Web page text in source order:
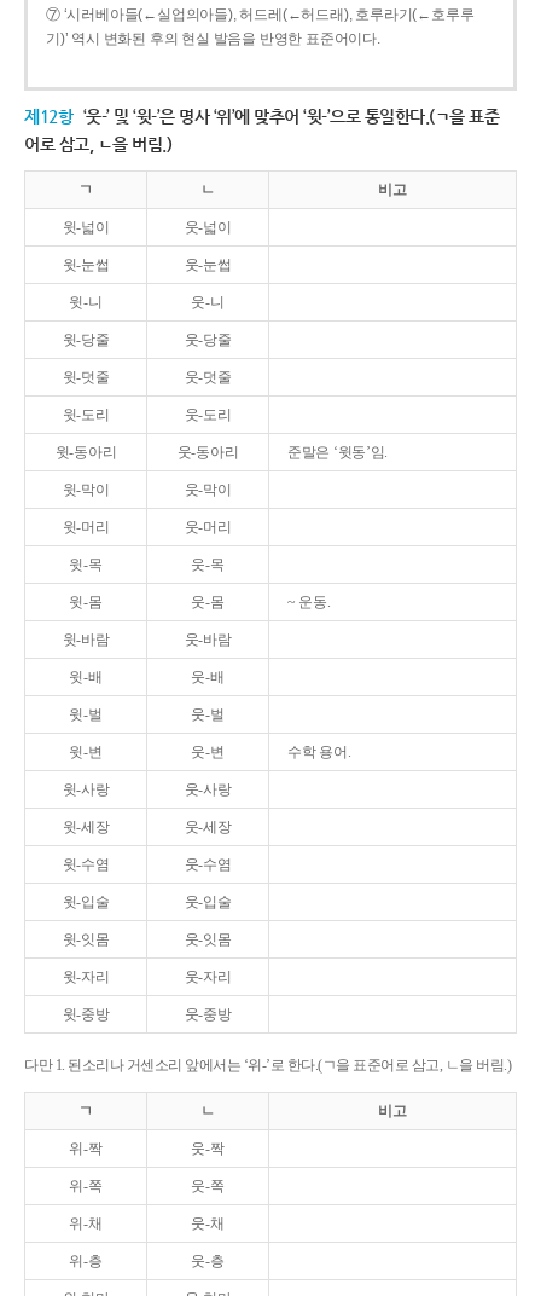
⑦ ‘시러베아들(←실업의아들), 허드레(←허드래), 호루라기(←호루루
기)’ 역시 변화된 후의 현실 발음을 반영한 표준어이다.
제12항 ‘웃-’ 및 ‘윗-’은 명사 ‘위’에 맞추어 ‘윗-’으로 통일한다.(ㄱ을 표준
어로 삼고, ㄴ을 버림.)
ㄱ ㄴ 비고
윗-넓이 웃-넓이
윗-눈썹 웃-눈썹
윗-니 웃-니
윗-당줄 웃-당줄
윗-덧줄 웃-덧줄
윗-도리 웃-도리
윗-동아리 웃-동아리 준말은 ‘윗동’임.
윗-막이 웃-막이
윗-머리 웃-머리
윗-목 웃-목
윗-몸 웃-몸 ~ 운동.
윗-바람 웃-바람
윗-배 웃-배
윗-벌 웃-벌
윗-변 웃-변 수학 용어.
윗-사랑 웃-사랑
윗-세장 웃-세장
윗-수염 웃-수염
윗-입술 웃-입술
윗-잇몸 웃-잇몸
윗-자리 웃-자리
윗-중방 웃-중방
다만 1. 된소리나 거센소리 앞에서는 ‘위-’로 한다.(ㄱ을 표준어로 삼고, ㄴ을 버림.)
ㄱ ㄴ 비고
위-짝 웃-짝
위-쪽 웃-쪽
위-채 웃-채
위-층 웃-층